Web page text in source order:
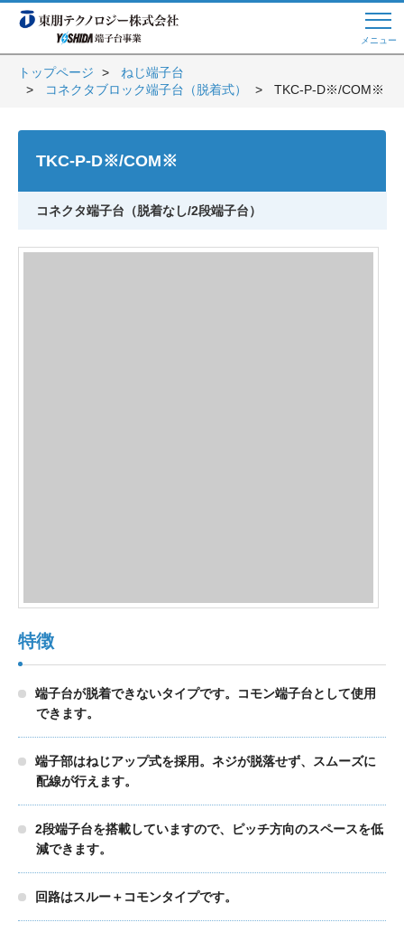
メニュー
Web商談 ご希望の方はこちら
電話・メールでお問い合わせ
トップページへ
品質への取り組み 環境方針について
個人情報保護方針
トップページ
ねじ端子台
コネクタブロック端子台（脱着式）
TKC-P-D※/COM※
TKC-P-D※/COM※
コネクタ端子台（脱着なし/2段端子台）
特徴
端子台が脱着できないタイプです。コモン端子台として使用
できます。
端子部はねじアップ式を採用。ネジが脱落せず、スムーズに
配線が行えます。
2段端子台を搭載していますので、ピッチ方向のスペースを低
減できます。
回路はスルー＋コモンタイプです。